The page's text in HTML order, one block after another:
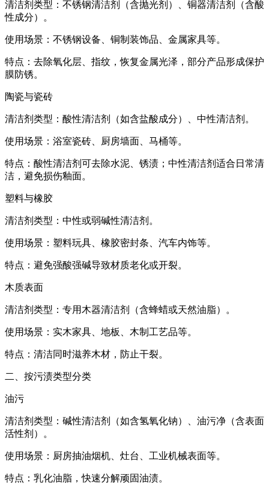
清洁剂类型：不锈钢清洁剂（含抛光剂）、铜器清洁剂（含酸
性成分）。
使用场景：不锈钢设备、铜制装饰品、金属家具等。
特点：去除氧化层、指纹，恢复金属光泽，部分产品形成保护
膜防锈。
陶瓷与瓷砖
清洁剂类型：酸性清洁剂（如含盐酸成分）、中性清洁剂。
使用场景：浴室瓷砖、厨房墙面、马桶等。
特点：酸性清洁剂可去除水泥、锈渍；中性清洁剂适合日常清
洁，避免损伤釉面。
塑料与橡胶
清洁剂类型：中性或弱碱性清洁剂。
使用场景：塑料玩具、橡胶密封条、汽车内饰等。
特点：避免强酸强碱导致材质老化或开裂。
木质表面
清洁剂类型：专用木器清洁剂（含蜂蜡或天然油脂）。
使用场景：实木家具、地板、木制工艺品等。
特点：清洁同时滋养木材，防止干裂。
二、按污渍类型分类
油污
清洁剂类型：碱性清洁剂（如含氢氧化钠）、油污净（含表面
活性剂）。
使用场景：厨房抽油烟机、灶台、工业机械表面等。
特点：乳化油脂，快速分解顽固油渍。